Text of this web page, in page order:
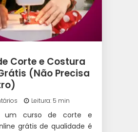
Corte e Costura
(Não Precisa
Leitura: 5 min
um curso de corte e
grátis de qualidade é